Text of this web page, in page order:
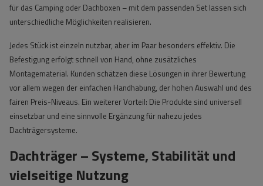
für das Camping oder Dachboxen – mit dem passenden Set lassen sich
unterschiedliche Möglichkeiten realisieren.
Jedes Stück ist einzeln nutzbar, aber im Paar besonders effektiv. Die
Befestigung erfolgt schnell von Hand, ohne zusätzliches
Montagematerial. Kunden schätzen diese Lösungen in ihrer Bewertung
vor allem wegen der einfachen Handhabung, der hohen Auswahl und des
fairen Preis-Niveaus. Ein weiterer Vorteil: Die Produkte sind universell
einsetzbar und eine sinnvolle Ergänzung für nahezu jedes
Dachträgersysteme.
Dachträger – Systeme, Stabilität und
vielseitige Nutzung